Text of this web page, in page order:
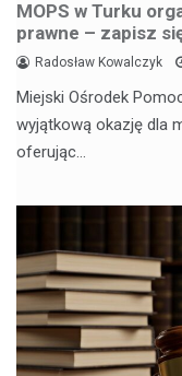
MOPS w Turku
prawne – zapisz
Radosław Kowalczyk
Miejski Ośrodek
wyjątkową okazję dla
oferując…